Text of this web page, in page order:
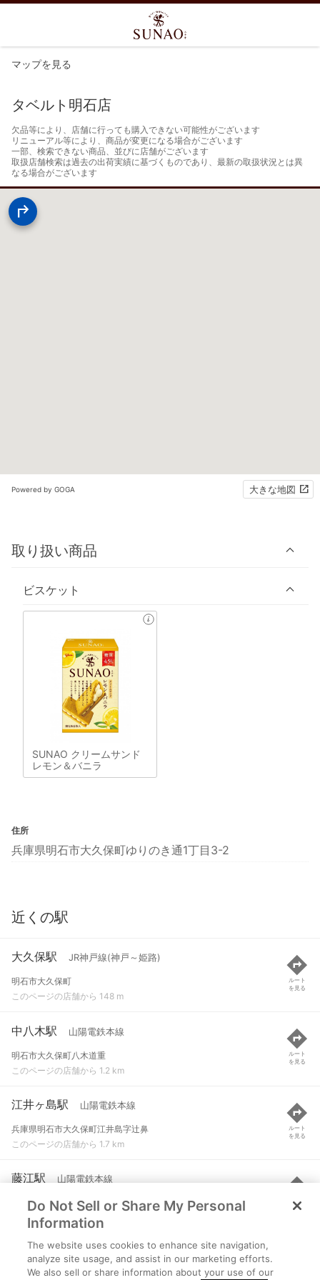
マップを見る
タベルト明石店
欠品等により、店舗に行っても購入できない可能性がございます
リニューアル等により、商品が変更になる場合がございます
一部、検索できない商品、並びに店舗がございます
取扱店舗検索は過去の出荷実績に基づくものであり、最新の取扱状況とは異
なる場合がございます
Powered by GOGA 大きな地図
取り扱い商品
ビスケット
SUNAO クリームサンド
レモン＆バニラ
住所
兵庫県明石市大久保町ゆりのき通1丁目3-2
近くの駅
大久保駅 JR神戸線(神戸～姫路)
明石市大久保町
このページの店舗から 148 m
ルート
を見る
中八木駅 山陽電鉄本線
明石市大久保町八木道重
このページの店舗から 1.2 km
ルート
を見る
江井ヶ島駅 山陽電鉄本線
兵庫県明石市大久保町江井島字辻鼻
このページの店舗から 1.7 km
ルート
を見る
藤江駅 山陽電鉄本線
明石市藤江大塚
このページの店舗から 2.2 km
ルート
を見る
西明石駅 JR神戸線(神戸～姫路)
明石市小久保町２丁目
Do Not Sell or Share My Personal
Information
The website uses cookies to enhance site navigation,
analyze site usage, and assist in our marketing efforts.
We also sell or share information about your use of our